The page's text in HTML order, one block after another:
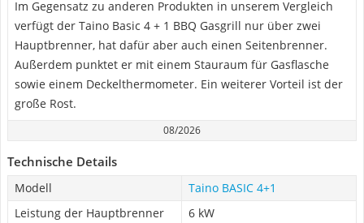
Im Gegensatz zu anderen Produkten in unserem Vergleich
verfügt der Taino Basic 4 + 1 BBQ Gasgrill nur über zwei
Hauptbrenner, hat dafür aber auch einen Seitenbrenner.
Außerdem punktet er mit einem Stauraum für Gasflasche
sowie einem Deckelthermometer. Ein weiterer Vorteil ist der
große Rost.
08/2026
Technische Details
Modell
Taino BASIC 4+1
Leistung der Hauptbrenner
6 kW